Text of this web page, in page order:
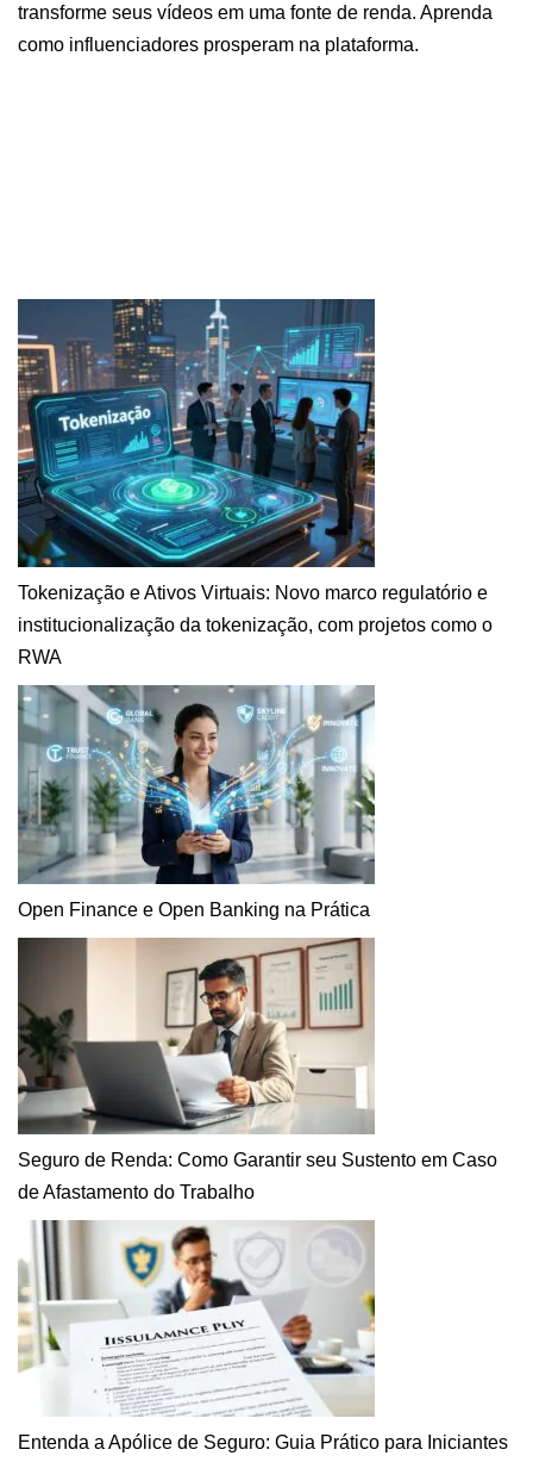
transforme seus vídeos em uma fonte de renda. Aprenda
como influenciadores prosperam na plataforma.
Tokenização e Ativos Virtuais: Novo marco regulatório e
institucionalização da tokenização, com projetos como o
RWA
Open Finance e Open Banking na Prática
Seguro de Renda: Como Garantir seu Sustento em Caso
de Afastamento do Trabalho
Entenda a Apólice de Seguro: Guia Prático para Iniciantes